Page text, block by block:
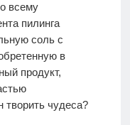
всему
пилинга
соль с
в
продукт,
творить чудеса?